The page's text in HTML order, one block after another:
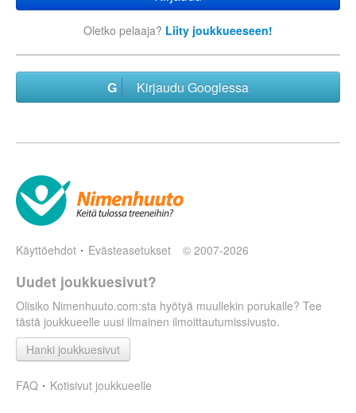
Oletko pelaaja? Liity joukkueeseen!
Kirjaudu Googlessa
Käyttöehdot Evästeasetukset © 2007-2026
Uudet joukkuesivut?
Olisiko Nimenhuuto.com:sta hyötyä muullekin porukalle? Tee
tästä joukkueelle uusi ilmainen ilmoittautumissivusto.
Hanki joukkuesivut
FAQ Kotisivut joukkueelle